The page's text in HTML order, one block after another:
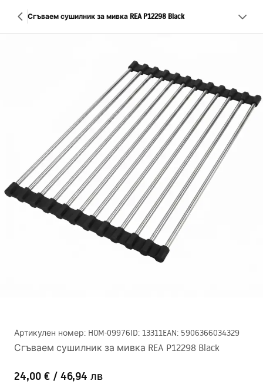
Сгъваем сушилник за мивка REA P12298 Black
Артикулен номер: HOM-09976ID: 13311EAN: 5906366034329
Сгъваем сушилник за мивка REA P12298 Black
24,00 € / 46,94 лв